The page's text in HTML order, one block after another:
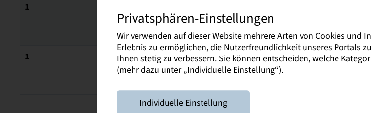
1
Hufelandstr. 15
01477 Arnsdorf
1 Verein MITEINANDER e.V.
Roßmarkt 5
Herr
Privatsphären-Einstellungen
Wir verwenden auf dieser Website mehrere Arten von Cookies und
Erlebnis zu ermöglichen, die Nutzerfreundlichkeit unseres Portals
Ihnen stetig zu verbessern. Sie können entscheiden, welche
(mehr dazu unter „Individuelle Einstellung“).
Individuelle Einstellung